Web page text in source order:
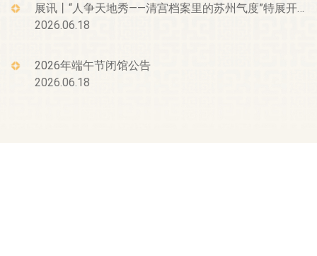
展讯丨“人争天地秀——清宫档案里的苏州气度”特展开幕
2026.06.18
2026年端午节闭馆公告
2026.06.18